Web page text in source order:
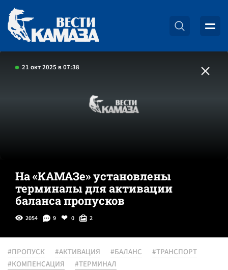
21 окт 2025 в 07:38
На «КАМАЗе» установлены
терминалы для активации
баланса пропусков
2054 9 0 2
#ПРОПУСК #АКТИВАЦИЯ #БАЛАНС
#ТРАНСПОРТ
#КОМПЕНСАЦИЯ
#ТЕРМИНАЛ